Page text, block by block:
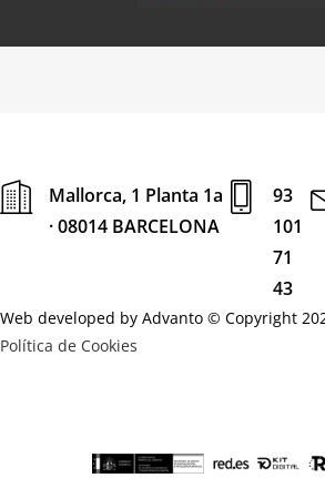
Mallorca, 1 Planta 1a
· 08014 BARCELONA
93
101
71
43
Web developed by Advanto © Copyright
Política de Cookies